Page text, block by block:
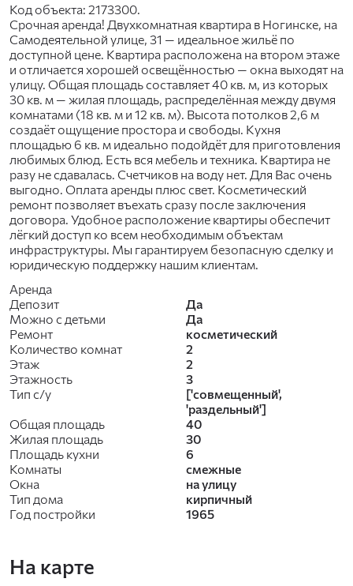
Код объекта: 2173300.
Срочная аренда! Двухкомнатная квартира в Ногинске, на
Самодеятельной улице, 31 — идеальное жильё по
доступной цене. Квартира расположена на втором этаже
и отличается хорошей освещённостью — окна выходят на
улицу. Общая площадь составляет 40 кв. м, из которых
30 кв. м — жилая площадь, распределённая между двумя
комнатами (18 кв. м и 12 кв. м). Высота потолков 2,6 м
создаёт ощущение простора и свободы. Кухня
площадью 6 кв. м идеально подойдёт для приготовления
любимых блюд. Есть вся мебель и техника. Квартира не
разу не сдавалась. Счетчиков на воду нет. Для Вас очень
выгодно. Оплата аренды плюс свет. Косметический
ремонт позволяет въехать сразу после заключения
договора. Удобное расположение квартиры обеспечит
лёгкий доступ ко всем необходимым объектам
инфраструктуры. Мы гарантируем безопасную сделку и
юридическую поддержку нашим клиентам.
Аренда
Депозит
Да
Можно с детьми
Да
Ремонт
косметический
Количество комнат
2
Этаж
2
Этажность
3
Тип с/у
['совмещенный',
'раздельный']
Общая площадь
40
Жилая площадь
30
Площадь кухни
6
Комнаты
смежные
Окна
на улицу
Тип дома
кирпичный
Год постройки
1965
На карте